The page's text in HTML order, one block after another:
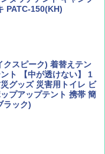
PATC-150(KH)
クスピーク) 着替えテン
ト 【中が透けない】 1
グッズ 災害用トイレ ビ
プアップテント 携帯 簡
ラック)